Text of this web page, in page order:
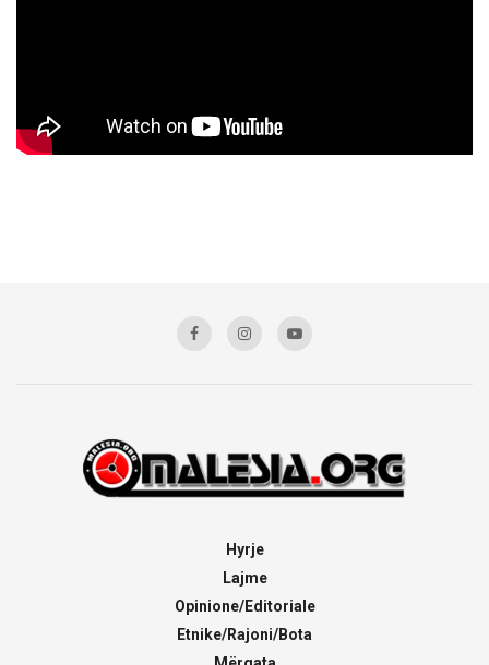
Hyrje
Lajme
Opinione/Editoriale
Etnike/Rajoni/Bota